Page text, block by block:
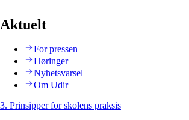
Aktuelt
For pressen
Høringer
Nyhetsvarsel
Om Udir
3. Prinsipper for skolens praksis